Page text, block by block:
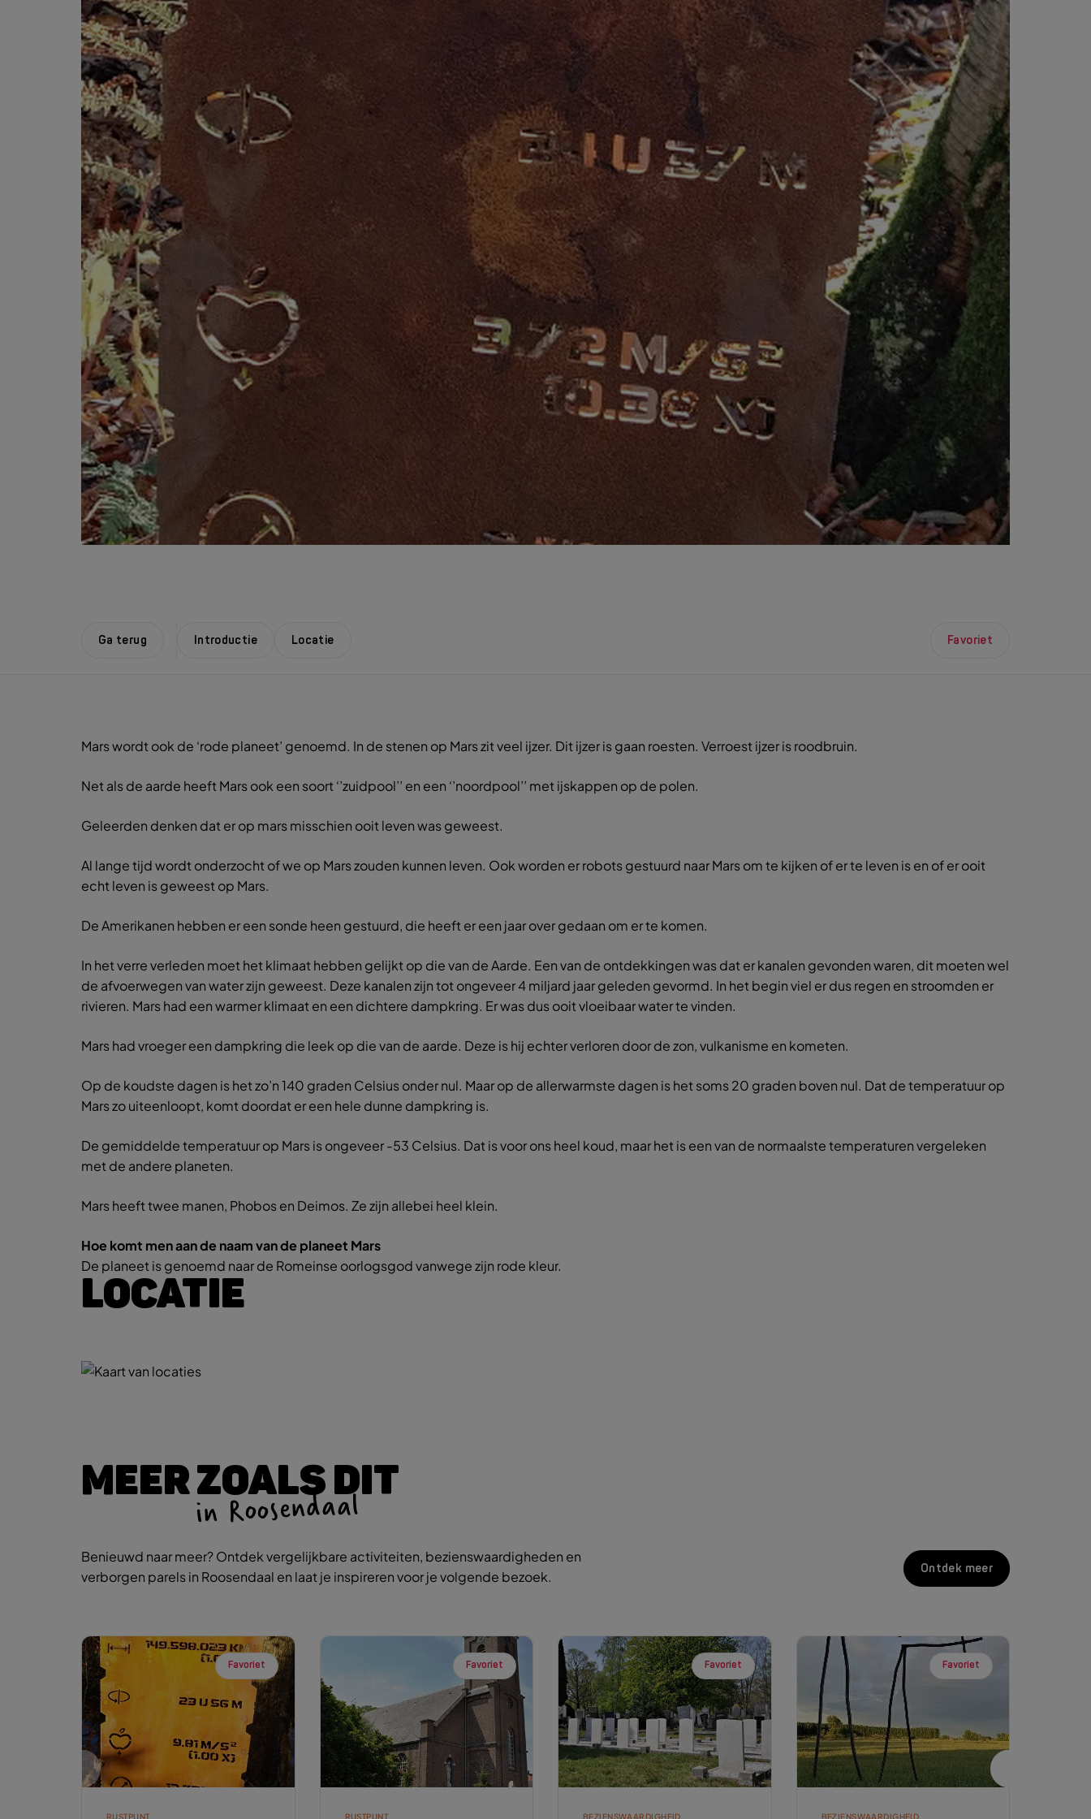
Ga terug Introductie Locatie Favoriet
Mars wordt ook de ‘rode planeet’ genoemd. In de stenen op Mars zit veel ijzer. Dit ijzer is gaan roesten. Verroest ijzer is roodbruin.
Net als de aarde heeft Mars ook een soort ‘’zuidpool’’ en een ‘’noordpool’’ met ijskappen op de polen.
Geleerden denken dat er op mars misschien ooit leven was geweest.
Al lange tijd wordt onderzocht of we op Mars zouden kunnen leven. Ook worden er robots gestuurd naar Mars om te kijken of er te leven is en of er ooit
echt leven is geweest op Mars.
De Amerikanen hebben er een sonde heen gestuurd, die heeft er een jaar over gedaan om er te komen.
In het verre verleden moet het klimaat hebben gelijkt op die van de Aarde. Een van de ontdekkingen was dat er kanalen gevonden waren, dit moeten wel
de afvoerwegen van water zijn geweest. Deze kanalen zijn tot ongeveer 4 miljard jaar geleden gevormd. In het begin viel er dus regen en stroomden er
rivieren. Mars had een warmer klimaat en een dichtere dampkring. Er was dus ooit vloeibaar water te vinden.
Mars had vroeger een dampkring die leek op die van de aarde. Deze is hij echter verloren door de zon, vulkanisme en kometen.
Op de koudste dagen is het zo’n 140 graden Celsius onder nul. Maar op de allerwarmste dagen is het soms 20 graden boven nul. Dat de temperatuur op
Mars zo uiteenloopt, komt doordat er een hele dunne dampkring is.
De gemiddelde temperatuur op Mars is ongeveer -53 Celsius. Dat is voor ons heel koud, maar het is een van de normaalste temperaturen vergeleken
met de andere planeten.
Mars heeft twee manen, Phobos en Deimos. Ze zijn allebei heel klein.
Hoe komt men aan de naam van de planeet Mars
De planeet is genoemd naar de Romeinse oorlogsgod vanwege zijn rode kleur.
LOCATIE
MEER ZOALS DIT
in Roosendaal
Benieuwd naar meer? Ontdek vergelijkbare activiteiten, bezienswaardigheden en
verborgen parels in Roosendaal en laat je inspireren voor je volgende bezoek.
Ontdek meer
Favoriet
RUSTPUNT
Favoriet
RUSTPUNT
Favoriet
BEZIENSWAARDIGHEID
Favoriet
BEZIENSWAARDIGHEID